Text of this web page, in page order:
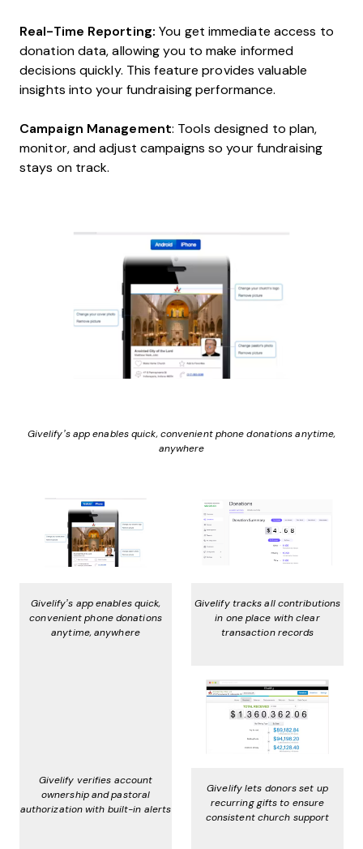
Real-Time Reporting: You get immediate access to
donation data, allowing you to make informed
decisions quickly. This feature provides valuable
insights into your fundraising performance.
Campaign Management: Tools designed to plan,
monitor, and adjust campaigns so your fundraising
stays on track.
Givelify’s app enables quick, convenient phone donations anytime,
anywhere
Givelify’s app enables quick,
convenient phone donations
anytime, anywhere
Givelify tracks all contributions
in one place with clear
transaction records
Givelify verifies account
ownership and pastoral
authorization with built-in alerts
Givelify lets donors set up
recurring gifts to ensure
consistent church support